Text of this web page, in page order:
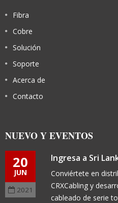
Fibra
Cobre
Solución
Soporte
Acerca de
Contacto
NUEVO Y EVENTOS
20
JUN
2021
Ingresa a Sri
Conviértete en
CRXCabling y
cableado de serie